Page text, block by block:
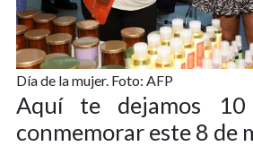
Día de la mujer. Foto: AFP
Aquí te dejamos 10
conmemorar este 8 de